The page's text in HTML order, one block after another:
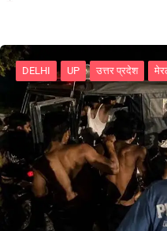
DELHI UP उत्तर प्रदेश